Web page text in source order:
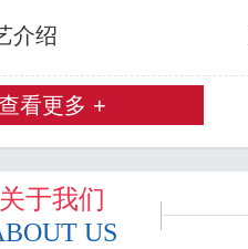
介绍
查看更多 +
关于我们
US